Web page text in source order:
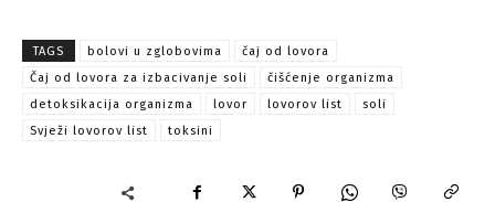
TAGS bolovi u zglobovima
čaj od lovora
Čaj od lovora za izbacivanje soli
čišćenje organizma
detoksikacija organizma
lovor lovorov list
soli
Svježi lovorov list
toksini